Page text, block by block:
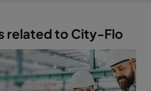
related to City-Flo